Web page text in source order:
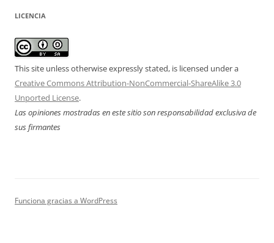
LICENCIA
This site unless otherwise expressly stated, is licensed under a
Creative Commons Attribution-NonCommercial-ShareAlike 3.0
Unported License.
Las opiniones mostradas en este sitio son responsabilidad exclusiva de
sus firmantes
Funciona gracias a WordPress